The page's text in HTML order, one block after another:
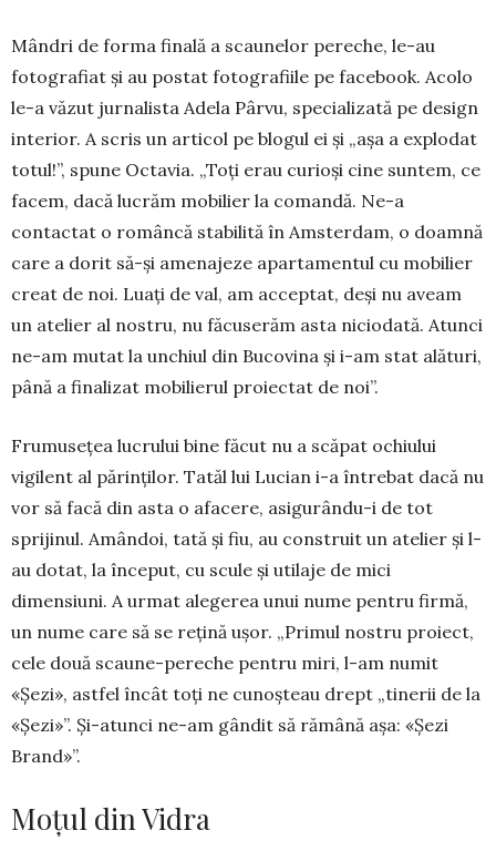
Mândri de forma finală a scaunelor pereche, le-au
fotografiat și au postat fotografiile pe facebook. Acolo
le-a văzut jurnalista Adela Pârvu, specializată pe design
interior. A scris un articol pe blogul ei și „așa a explodat
to­tul!”, spune Octavia. „Toți erau curioși cine suntem, ce
facem, dacă lucrăm mobilier la comandă. Ne-a
contactat o româncă stabilită în Amsterdam, o doamnă
care a dorit să-și amenajeze apartamentul cu mobilier
creat de noi. Luați de val, am acceptat, deși nu aveam
un atelier al nostru, nu făcuserăm asta nicio­dată. Atunci
ne-am mutat la unchiul din Bu­covina și i-am stat alături,
până a finalizat mobilierul proiectat de noi”.
Frumusețea lucrului bine făcut nu a scăpat ochiului
vigilent al părinților. Tatăl lui Lucian i-a întrebat dacă nu
vor să facă din asta o afacere, asigurându-i de tot
sprijinul. Amândoi, tată și fiu, au construit un atelier și l-
au dotat, la început, cu scule și utilaje de mici
dimensiuni. A urmat ale­ge­rea unui nume pentru firmă,
un nume care să se re­țină ușor. „Primul nostru proiect,
cele două sca­une-pereche pentru miri, l-am numit
«Șezi», astfel încât toți ne cunoșteau drept „tinerii de la
«Șezi»”. Și-atunci ne-am gândit să rămână așa: «Șezi
Brand»”.
Moțul din Vidra